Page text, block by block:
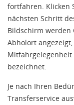
fortfahren. Klicken
nächsten Schritt
Bildschirm
Abholort
Mitfahrgelegenheit
bezeichnet.
Je nach Ihren
Transferservice